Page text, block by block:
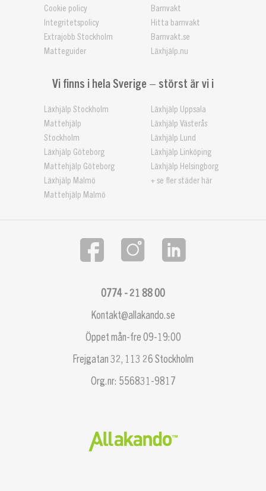
Cookie policy
Integritetspolicy
Extrajobb Stockholm
Matteguider
Barnvakt
Hitta barnvakt
Barnvakt.se
Läxhjälp.nu
Vi finns i hela Sverige – störst är vi i
Läxhjälp Stockholm
Mattehjälp
Stockholm
Läxhjälp Göteborg
Mattehjälp Göteborg
Läxhjälp Malmö
Mattehjälp Malmö
Läxhjälp Uppsala
Läxhjälp Västerås
Läxhjälp Lund
Läxhjälp Linköping
Läxhjälp Helsingborg
+ se fler städer här
Kontakt@allakando.se
0774 - 21 88 00
Öppet mån-fre 09-19:00
Frejgatan 32, 113 26 Stockholm
Org.nr: 556831-9817